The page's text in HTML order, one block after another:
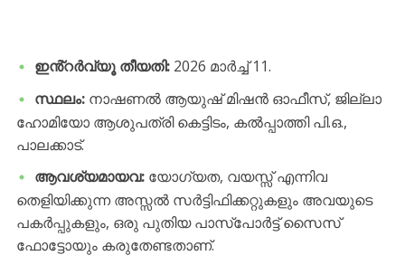
ഇൻ്റർവ്യൂ തീയതി:2026 മാർച്ച് 11.
സ്ഥലം:നാഷണൽ ആയുഷ് മിഷൻ ഓഫീസ്, ജില്ലാ
ഹോമിയോ ആശുപത്രി കെട്ടിടം, കൽപ്പാത്തി പി.ഒ.,
പാലക്കാട്.
ആവശ്യമായവ:യോഗ്യത, വയസ്സ് എന്നിവ
തെളിയിക്കുന്ന അസ്സൽ സർട്ടിഫിക്കറ്റുകളും അവയുടെ
പകർപ്പുകളും, ഒരു പുതിയ പാസ്പോർട്ട് സൈസ്
ഫോട്ടോയും കരുതേണ്ടതാണ്.